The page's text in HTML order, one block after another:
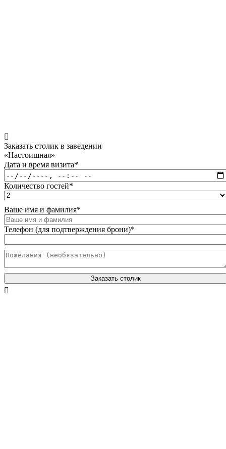
Заказать столик в заведении
«Настоишная»
Дата и время визита*
Количество гостей*
Ваше имя и фамилия*
Телефон (для подтверждения брони)*
Заказать столик